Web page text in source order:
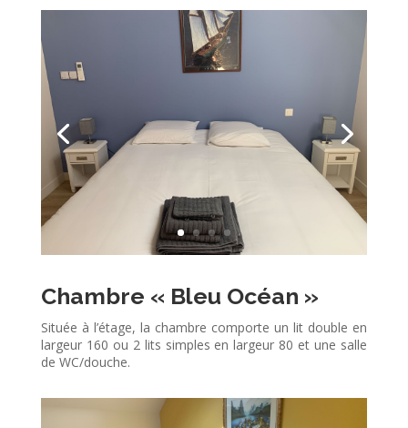
Chambre « Bleu Océan »
Située à l’étage, la chambre comporte un lit double en
largeur 160 ou 2 lits simples en largeur 80 et une salle
de WC/douche.